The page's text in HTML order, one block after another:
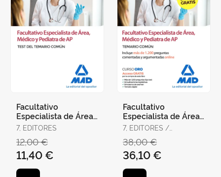
Facultativo
Especialista de Área,
Médico y Pediatra de
Atención Primaria del
Ser
7, EDITORES
12,00 €
11,40 €
Facultativo
Especialista de Área,
Médico y Pediatra de
Atención Primaria del
Ser
7, EDITORES /
FRANCISCO ENRIQUE /
GÓMEZ MARTÍNEZ,
DOMINGO / GUERRERO
ARROYO, JOSÉ
38,00 €
36,10 €